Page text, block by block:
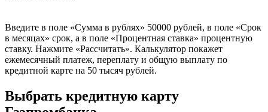
Введите в поле «Сумма в рублях» 50000 рублей, в поле «Срок
в месяцах» срок, а в поле «Процентная ставка» процентную
ставку. Нажмите «Рассчитать». Калькулятор покажет
ежемесячный платеж, переплату и общую выплату по
кредитной карте на 50 тысяч рублей.
Выбрать кредитную карту